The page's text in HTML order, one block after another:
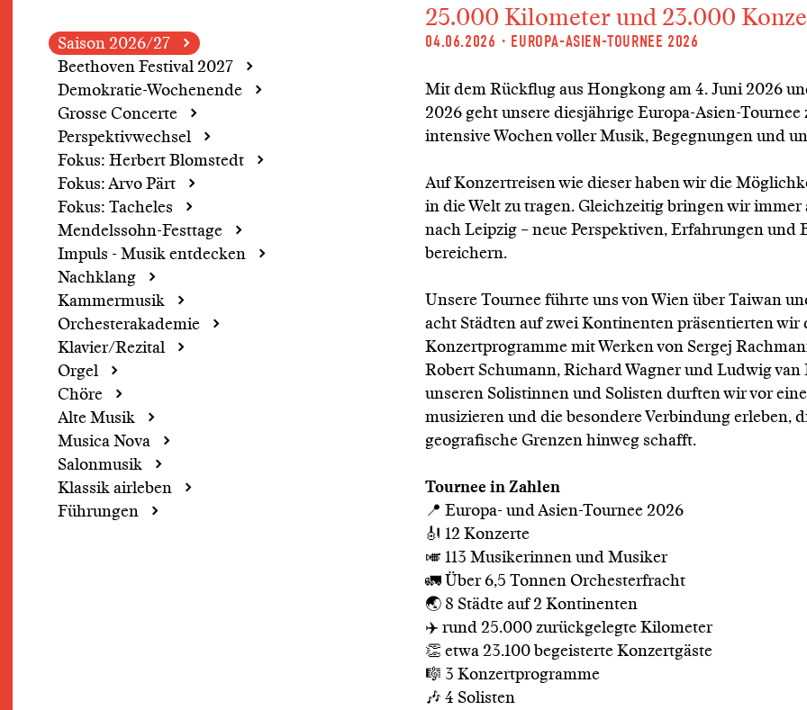
Saison 2026/27
Beethoven Festival 2027
Demokratie-Wochenende
Grosse Concerte
Perspektivwechsel
Fokus: Herbert Blomstedt
Fokus: Arvo Pärt
Fokus: Tacheles
Mendelssohn-Festtage
Impuls - Musik entdecken
Nachklang
Kammermusik
Orchesterakademie
Klavier/Rezital
Orgel
Chöre
Alte Musik
Musica Nova
Salonmusik
Klassik airleben
Führungen
25.000 Kilometer und 23.000
04.06.2026 · EUROPA-ASIEN-TOURNEE 2026
Mit dem Rückflug aus Hongkong am 4. Juni 2026
2026 geht unsere diesjährige Europa-Asien-
intensive Wochen voller Musik, Begegnungen und
Auf Konzertreisen wie dieser haben wir die
in die Welt zu tragen. Gleichzeitig bringen wir
nach Leipzig – neue Perspektiven, Erfahrungen und
bereichern.
Unsere Tournee führte uns von Wien über Taiwan
acht Städten auf zwei Kontinenten präsentierten
Konzertprogramme mit Werken von Sergej
Robert Schumann, Richard Wagner und Ludwig
unseren Solistinnen und Solisten durften wir vor
musizieren und die besondere Verbindung erleben,
geografische Grenzen hinweg schafft.
Tournee in Zahlen
📍 Europa- und Asien-Tournee 2026
🎻 12 Konzerte
🎺 113 Musikerinnen und Musiker
🚛 Über 6,5 Tonnen Orchesterfracht
🌏 8 Städte auf 2 Kontinenten
✈️ rund 25.000 zurückgelegte Kilometer
👏 etwa 23.100 begeisterte Konzertgäste
🎼 3 Konzertprogramme
🎶 4 Solisten